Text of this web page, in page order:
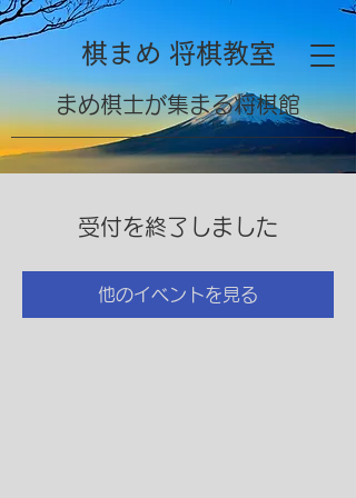
棋まめ 将棋教室
​まめ棋士が集まる将棋館
受付を終了しました
他のイベントを見る